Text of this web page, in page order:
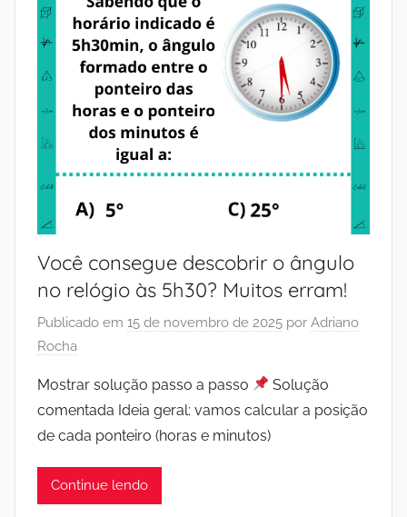
Você consegue descobrir o ângulo
no relógio às 5h30? Muitos erram!
Publicado em 15 de novembro de 2025 por Adriano
Rocha
Mostrar solução passo a passo
Solução
comentada Ideia geral: vamos calcular a posição
de cada ponteiro (horas e minutos)
Continue lendo